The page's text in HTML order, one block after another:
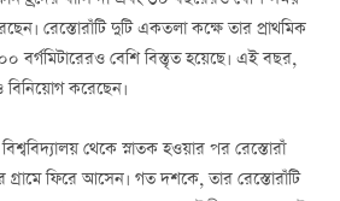
রেস্তোরাঁটি দুটি একতলা কক্ষে তার প্রাথমিক
বর্গমিটারেরও বেশি বিস্তৃত হয়েছে। এই বছর,
বিনিয়োগ করেছেন।
থেকে স্নাতক হওয়ার পর রেস্তোরাঁ
ফিরে আসেন। গত দশকে, তার রেস্তোরাঁটি